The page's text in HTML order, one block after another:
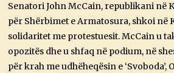
Senatori John McCain, republikani në
për Shërbimet e Armatosura, shkoi në
solidaritet me protestuesit. McCain u
opozitës dhe u shfaq në podium, në
për krah me udhëheqësin e ‘Svoboda’,